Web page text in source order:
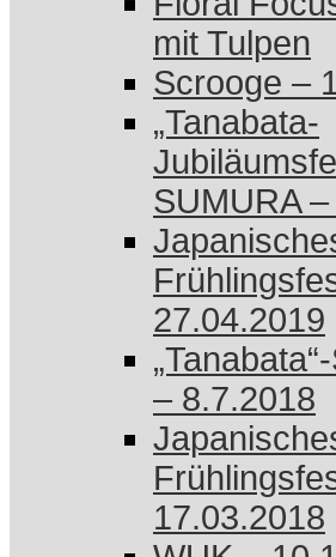
mit Tulpen
Scrooge –
„Tanabata-
SUMURA
27.04.2019
– 8.7.2018
17.03.2018